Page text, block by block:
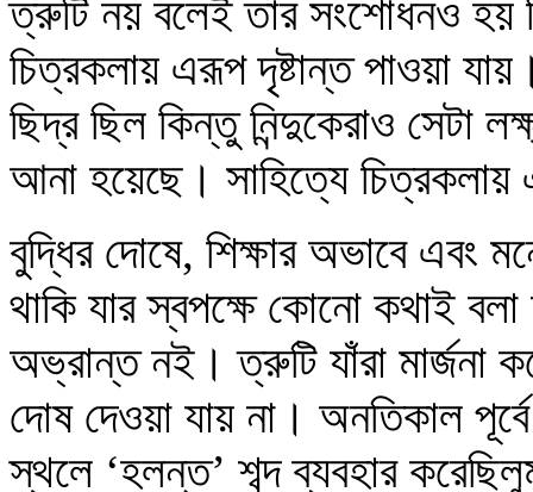
ত্রুটি নয় বলেই তার সংশোধনও হয়
চিত্রকলায় এরূপ দৃষ্টান্ত পাওয়া
ছিদ্র ছিল কিন্তু নিন্দুকেরাও সেটা
আনা হয়েছে। সাহিত্যে চিত্রকলায়
বুদ্ধির দোষে, শিক্ষার অভাবে
থাকি যার স্বপক্ষে কোনো কথাই
অভ্রান্ত নই। ত্রুটি যাঁরা মার্জনা
দোষ দেওয়া যায় না। অনতিকাল
স্থলে ‘হলন্ত’ শব্দ ব্যবহার